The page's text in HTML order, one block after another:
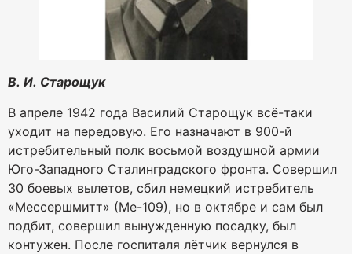
В. И. Старощук
В апреле 1942 года Василий Старощук всё-таки
уходит на передовую. Его назначают в 900-й
истребительный полк восьмой воздушной армии
Юго-Западного Сталинградского фронта. Совершил
30 боевых вылетов, сбил немецкий истребитель
«Мессершмитт» (Ме-109), но в октябре и сам был
подбит, совершил вынужденную посадку, был
контужен. После госпиталя лётчик вернулся в